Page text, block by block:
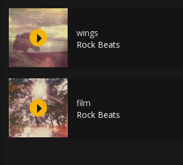
wings
Rock Beats
film
Rock Beats